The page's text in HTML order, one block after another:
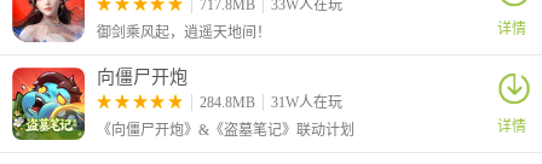
717.8MB
33W人在玩
御剑乘风起，逍遥天地间！
详情
向僵尸开炮
284.8MB
31W人在玩
《向僵尸开炮》&《盗墓笔记》联动计划
详情